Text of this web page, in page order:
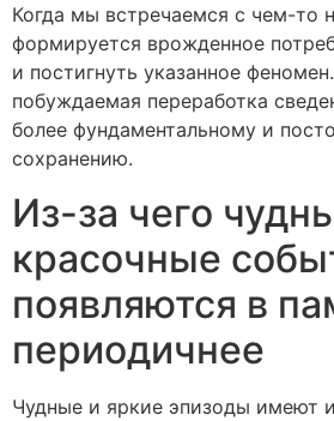
Когда мы встречаемся с чем-то
формируется врожденное
и постигнуть указанное
побуждаемая переработка
более фундаментальному и
сохранению.
Из-за чего
красочные
появляются в
периодичнее
Чудные и яркие эпизоды имеют